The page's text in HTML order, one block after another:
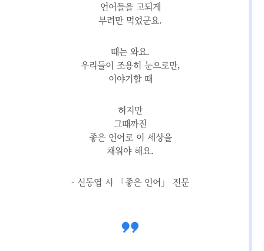
언어들을 고되게
부려만 먹었군요.
때는 와요.
우리들이 조용히 눈으로만,
이야기할 때
허지만
그때까진
좋은 언어로 이 세상을
채워야 해요.
- 신동엽 시 「좋은 언어」 전문